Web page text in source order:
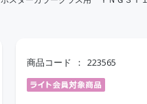
商品コード 223565